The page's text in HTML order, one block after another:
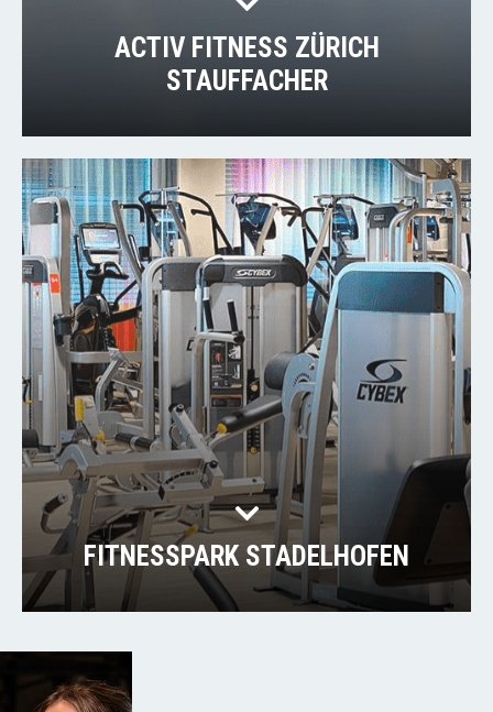
ACTIV FITNESS ZÜRICH
STAUFFACHER
FITNESSPARK STADELHOFEN